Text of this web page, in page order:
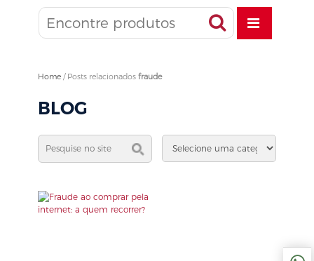
Home / Posts relacionados fraude
BLOG